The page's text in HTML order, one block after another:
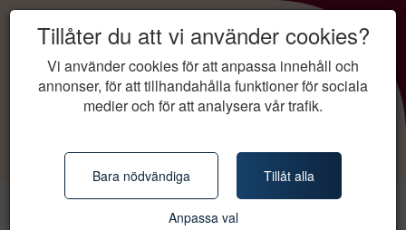
Tillåter du att vi använder cookies?
Vi använder cookies för att anpassa innehåll och
annonser, för att tillhandahålla funktioner för sociala
medier och för att analysera vår trafik.
Bara nödvändiga Tillåt alla
Anpassa val